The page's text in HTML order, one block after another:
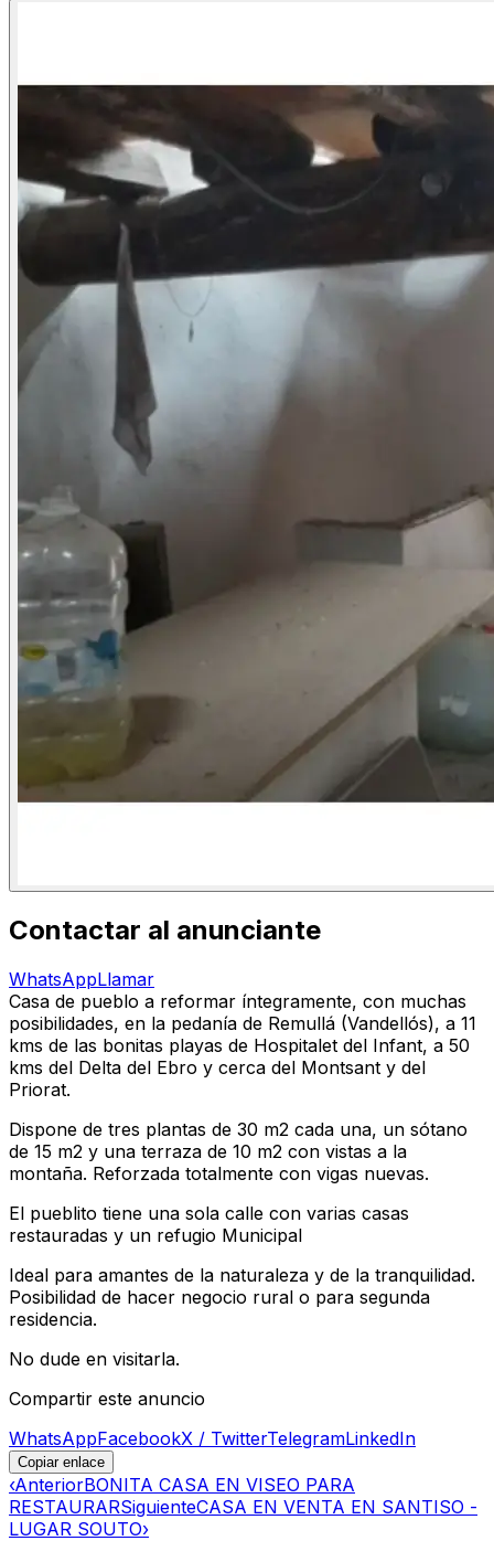
Contactar al anunciante
WhatsAppLlamar
Casa de pueblo a reformar íntegramente, con muchas
posibilidades, en la pedanía de Remullá (Vandellós), a 11
kms de las bonitas playas de Hospitalet del Infant, a 50
kms del Delta del Ebro y cerca del Montsant y del
Priorat.
Dispone de tres plantas de 30 m2 cada una, un sótano
de 15 m2 y una terraza de 10 m2 con vistas a la
montaña. Reforzada totalmente con vigas nuevas.
El pueblito tiene una sola calle con varias casas
restauradas y un refugio Municipal
Ideal para amantes de la naturaleza y de la tranquilidad.
Posibilidad de hacer negocio rural o para segunda
residencia.
No dude en visitarla.
Compartir este anuncio
WhatsAppFacebookX / TwitterTelegramLinkedIn
Copiar enlace
‹AnteriorBONITA CASA EN VISEO PARA
RESTAURARSiguienteCASA EN VENTA EN SANTISO -
LUGAR SOUTO›